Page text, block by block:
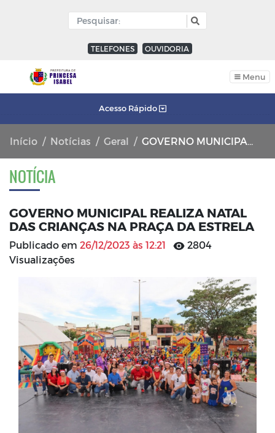
TELEFONES OUVIDORIA
Menu
Acesso Rápido
Início Notícias Geral GOVERNO MUNICIPAL REALIZA NATAL DAS CRIANÇAS NA PRAÇA DA ESTRELA
NOTÍCIA
GOVERNO MUNICIPAL REALIZA NATAL
DAS CRIANÇAS NA PRAÇA DA ESTRELA
Publicado em 26/12/2023 às 12:21
2804
Visualizações